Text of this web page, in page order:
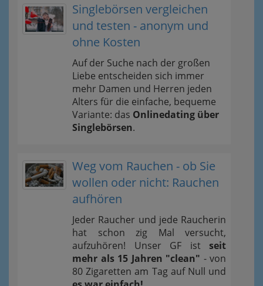
Singlebörsen vergleichen
und testen - anonym und
ohne Kosten
Auf der Suche nach der großen
Liebe entscheiden sich immer
mehr Damen und Herren jeden
Alters für die einfache, bequeme
Variante: das Onlinedating über
Singlebörsen.
Weg vom Rauchen - ob Sie
wollen oder nicht: Rauchen
aufhören
Jeder Raucher und jede Raucherin
hat schon zig Mal versucht,
aufzuhören! Unser GF ist seit
mehr als 15 Jahren "clean" - von
80 Zigaretten am Tag auf Null und